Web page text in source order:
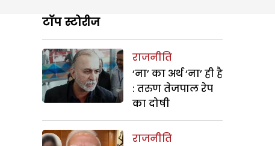
टॉप स्टोरीज
राजनीति
‘ना’ का अर्थ ‘ना’ ही है
: तरुण तेजपाल रेप
का दोषी
राजनीति